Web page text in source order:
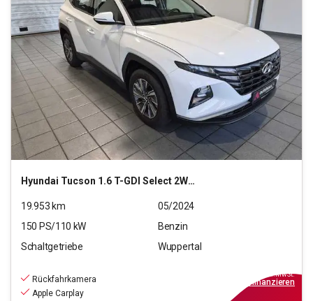
Hyundai Tucson 1.6 T-GDI Select 2WD (EURO 6d)(OPF)
19.953km
05/2024
150 PS/110 kW
Benzin
Schaltgetriebe
Wuppertal
Rückfahrkamera
Apple Carplay
inkl.MwSt.
finanzieren